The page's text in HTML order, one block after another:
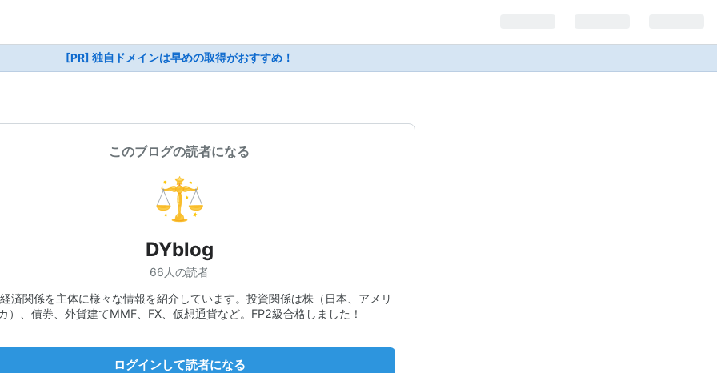
[PR] 独自ドメインは早めの取得がおすすめ！
このブログの読者になる
DYblog
66人の読者
済関係を主体に様々な情報を紹介しています。投資関係は株（日本、アメリ
）、債券、外貨建てMMF、FX、仮想通貨など。FP2級合格しました！
ログインして読者になる